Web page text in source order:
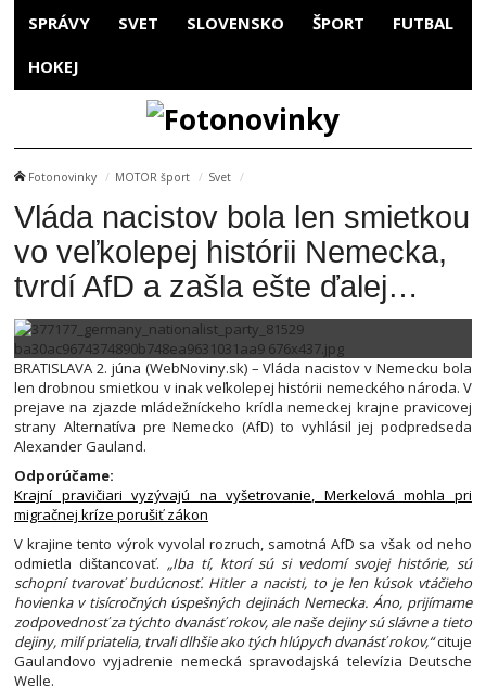
SPRÁVY SVET SLOVENSKO ŠPORT FUTBAL
HOKEJ
Fotonovinky MOTOR šport Svet
Vláda nacistov bola len smietkou
vo veľkolepej histórii Nemecka,
tvrdí AfD a zašla ešte ďalej…
BRATISLAVA 2. júna (WebNoviny.sk) – Vláda nacistov v Nemecku bola
len drobnou smietkou v inak veľkolepej histórii nemeckého národa. V
prejave na zjazde mládežníckeho krídla nemeckej krajne pravicovej
strany Alternatíva pre Nemecko (AfD) to vyhlásil jej podpredseda
Alexander Gauland.
Odporúčame:
Krajní pravičiari vyzývajú na vyšetrovanie, Merkelová mohla pri
migračnej kríze porušiť zákon
V krajine tento výrok vyvolal rozruch, samotná AfD sa však od neho
odmietla dištancovať. „Iba tí, ktorí sú si vedomí svojej histórie, sú
schopní tvarovať budúcnosť. Hitler a nacisti, to je len kúsok vtáčieho
hovienka v tisícročných úspešných dejinách Nemecka. Áno, prijímame
zodpovednosť za týchto dvanásť rokov, ale naše dejiny sú slávne a tieto
dejiny, milí priatelia, trvali dlhšie ako tých hlúpych dvanásť rokov,“cituje
Gaulandovo vyjadrenie nemecká spravodajská televízia Deutsche
Welle.